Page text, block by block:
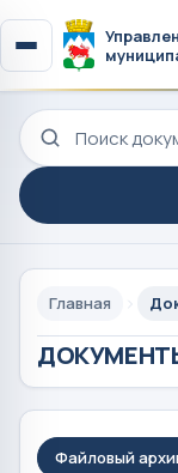
Поиск по сайту
Главная
Файловый